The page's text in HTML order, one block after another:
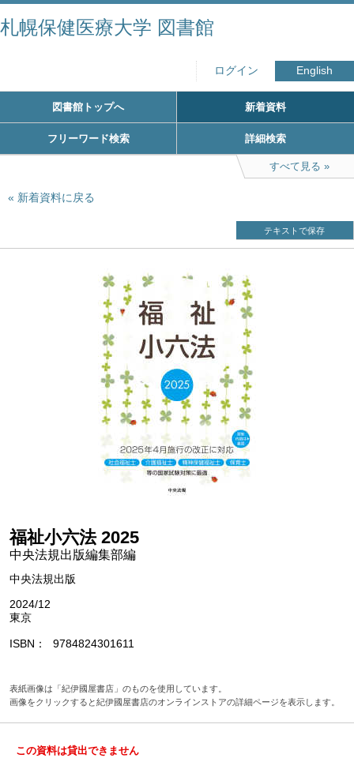
札幌保健医療大学 図書館
ログイン English
図書館トップへ 新着資料
フリーワード検索 詳細検索
すべて見る
新着資料に戻る
テキストで保存
福祉小六法 2025
中央法規出版編集部編
中央法規出版
2024/12
東京
ISBN 9784824301611
表紙画像は「紀伊國屋書店」のものを使用しています。
画像をクリックすると紀伊國屋書店のオンラインストアの詳細ページを表示します。
この資料は貸出できません